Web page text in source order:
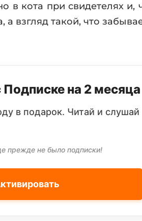
в кота при свидетелях и,
а взгляд такой, что
на 2 месяца
в подарок. Читай и слушай
прежде не было подписки!